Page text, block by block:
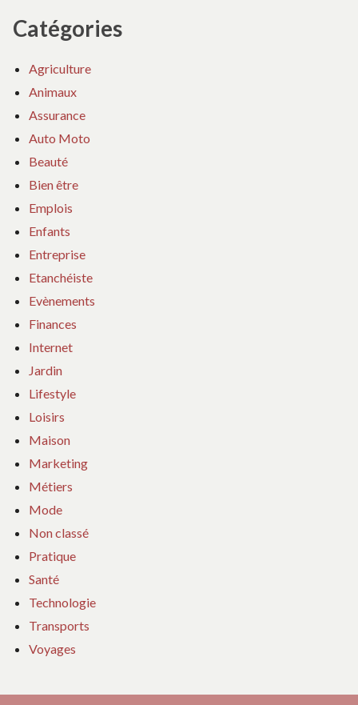
Catégories
Agriculture
Animaux
Assurance
Auto Moto
Beauté
Bien être
Emplois
Enfants
Entreprise
Etanchéiste
Evènements
Finances
Internet
Jardin
Lifestyle
Loisirs
Maison
Marketing
Métiers
Mode
Non classé
Pratique
Santé
Technologie
Transports
Voyages